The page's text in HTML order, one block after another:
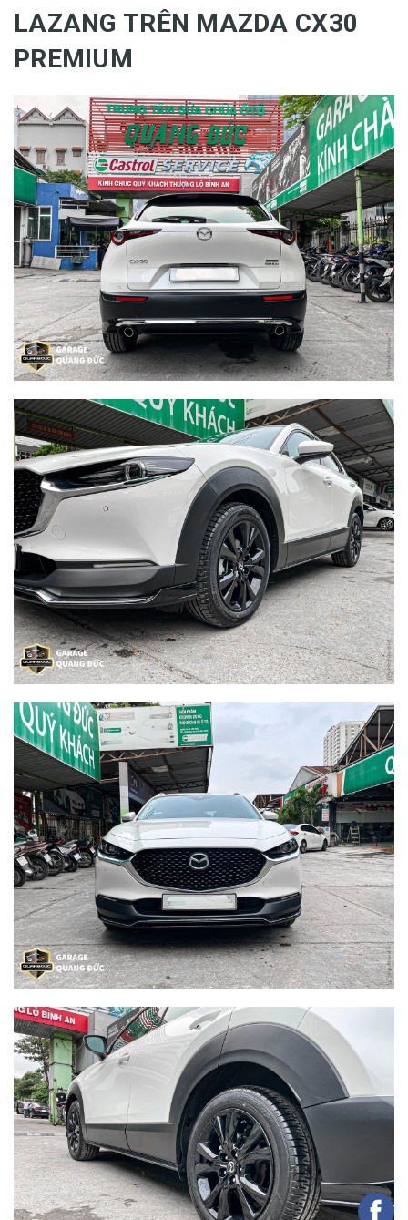
LAZANG TRÊN MAZDA CX30
PREMIUM